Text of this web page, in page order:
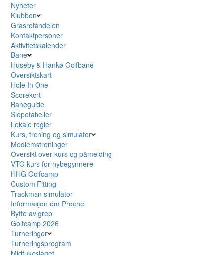
Nyheter
Klubben
Grasrotandelen
Kontaktpersoner
Aktivitetskalender
Bane
Huseby & Hankø Golfbane
Oversiktskart
Hole In One
Scorekort
Baneguide
Slopetabeller
Lokale regler
Kurs, trening og simulator
Medlemstreninger
Oversikt over kurs og påmelding
VTG kurs for nybegynnere
HHG Golfcamp
Custom Fitting
Trackman simulator
Informasjon om Proene
Bytte av grep
Golfcamp 2026
Turneringer
Turneringsprogram